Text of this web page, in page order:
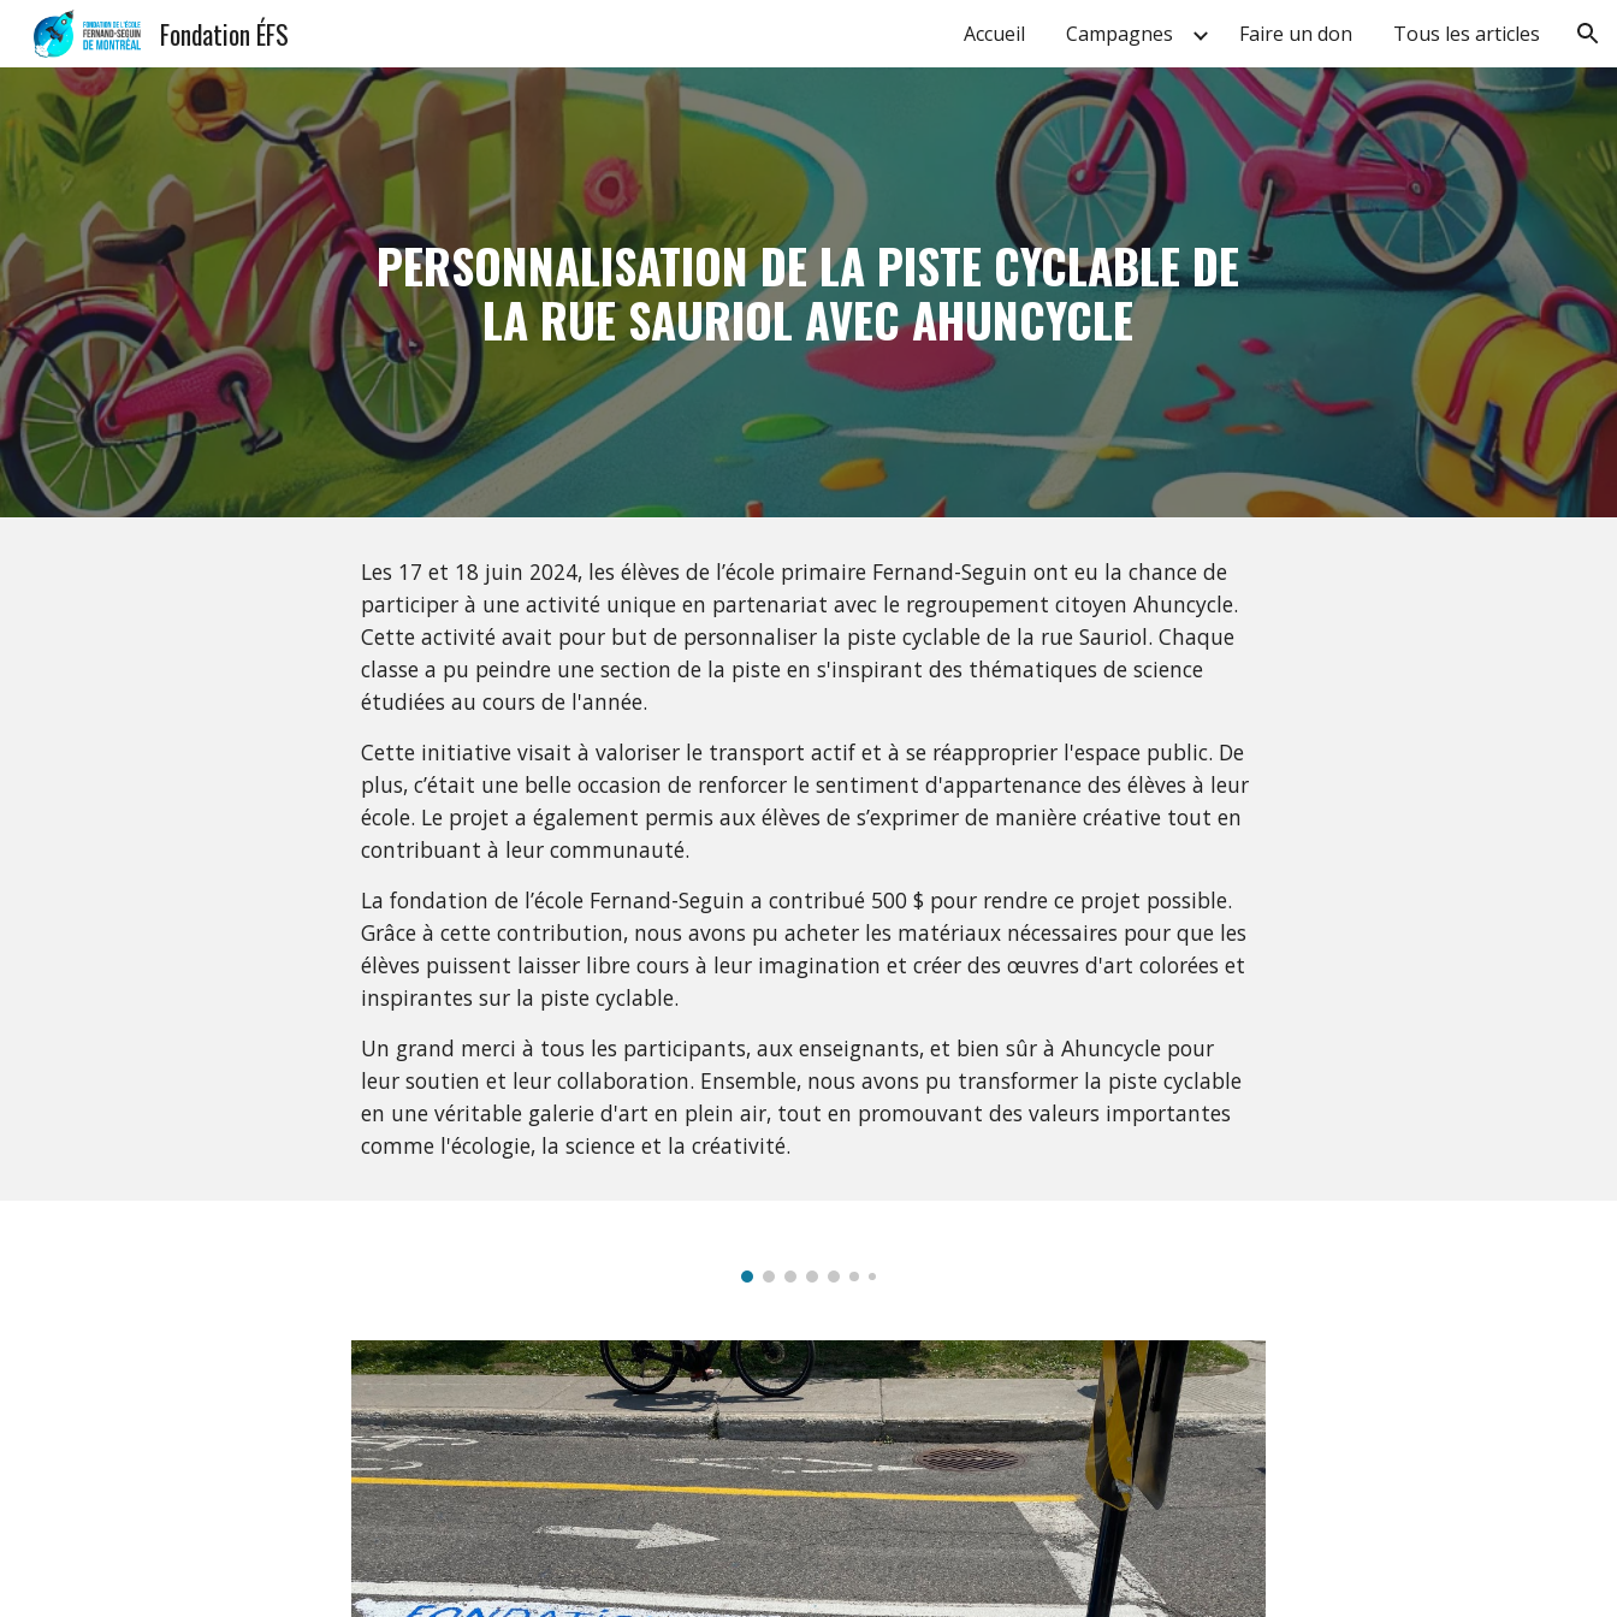
Skip to navigation
Fondation ÉFS Accueil Campagnes Faire un don Tous les articles
PERSONNALISATION DE LA PISTE CYCLABLE DE
LA RUE SAURIOL AVEC AHUNCYCLE
Les 17 et 18 juin 2024, les élèves de l’école primaire Fernand-Seguin ont eu la chance de
participer à une activité unique en partenariat avec le regroupement citoyen Ahuncycle.
Cette activité avait pour but de personnaliser la piste cyclable de la rue Sauriol. Chaque
classe a pu peindre une section de la piste en s'inspirant des thématiques de science
étudiées au cours de l'année.
Cette initiative visait à valoriser le transport actif et à se réapproprier l'espace public. De
plus, c’était une belle occasion de renforcer le sentiment d'appartenance des élèves à leur
école. Le projet a également permis aux élèves de s’exprimer de manière créative tout en
contribuant à leur communauté.
La fondation de l’école Fernand-Seguin a contribué 500 $ pour rendre ce projet possible.
Grâce à cette contribution, nous avons pu acheter les matériaux nécessaires pour que les
élèves puissent laisser libre cours à leur imagination et créer des œuvres d'art colorées et
inspirantes sur la piste cyclable.
Un grand merci à tous les participants, aux enseignants, et bien sûr à Ahuncycle pour
leur soutien et leur collaboration. Ensemble, nous avons pu transformer la piste cyclable
en une véritable galerie d'art en plein air, tout en promouvant des valeurs importantes
comme l'écologie, la science et la créativité.